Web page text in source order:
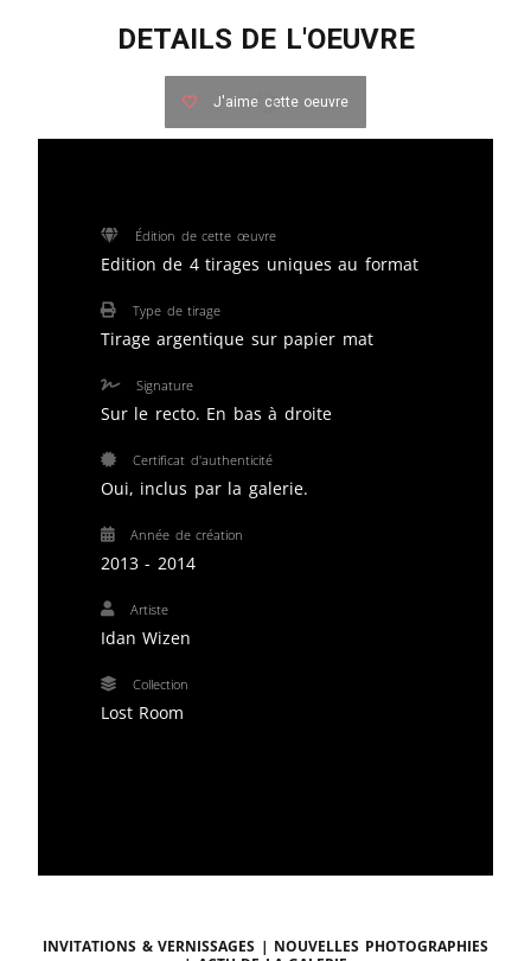
DETAILS DE L'OEUVRE
J'aime cette oeuvre
Édition de cette œuvre
Edition de 4 tirages uniques au format
Type de tirage
Tirage argentique sur papier mat
Signature
Sur le recto. En bas à droite
Certificat d'authenticité
Oui, inclus par la galerie.
Année de création
2013 - 2014
Artiste
Idan Wizen
Collection
Lost Room
Invitations & vernissages | Nouvelles photographies